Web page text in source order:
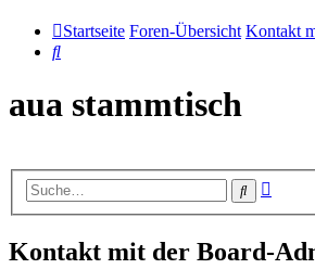
Startseite Foren-Übersicht Kontakt
Suche
aua stammtisch
Suche
Kontakt mit der Board-